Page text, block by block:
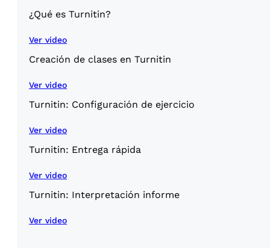
¿Qué es Turnitin?
Ver video
Creación de clases en Turnitin
Ver video
Turnitin: Configuración de ejercicio
Ver video
Turnitin: Entrega rápida
Ver video
Turnitin: Interpretación informe
Ver video